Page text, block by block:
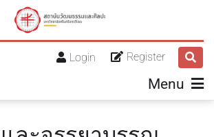
Register
Login
Menu